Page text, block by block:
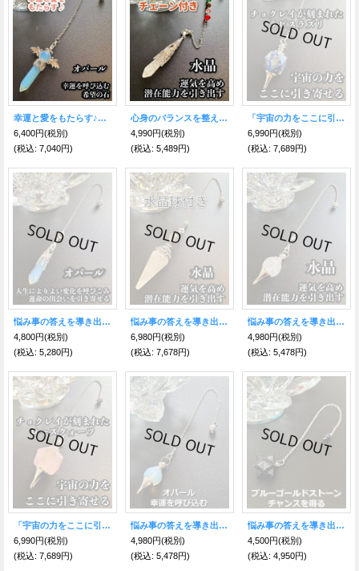
幸運と愛をもたらす♪エンジェルペンデュラム☆幸運を呼び込む希望の石オパール 悩み事の答えを導き出す！
6,400円(税別)
(税込: 7,040円)
心身のバランスを整える7チャクラチェーン付き／悩み事の答えを導き出す！滴型ペンデュラム 強力な浄化石〜水晶〜
4,990円(税別)
(税込: 5,489円)
「宇宙の力をここに引き寄せる」チョクレイが刻まれた！ラピスラズリ・ペンデュラム 〜悩み事の答えを導き出す〜
6,990円(税別)
(税込: 7,689円)
悩み事の答えを導き出す！滴型ペンデュラム 人生によりよい変化を呼びこみ、運命の出会いを引き寄せる〜オパール〜
4,800円(税別)
(税込: 5,280円)
悩み事の答えを導き出す！水晶球付きペンデュラム 運気を高め、潜在能力を引き出す〜水晶〜
6,980円(税別)
(税込: 7,678円)
悩み事の答えを導き出す！ペンデュラム 運気を高め、潜在能力を引き出す〜水晶〜
4,980円(税別)
(税込: 5,478円)
「宇宙の力をここに引き寄せる」チョクレイが刻まれた！ローズクオーツ・ペンデュラム 〜悩み事の答えを導き出す〜
6,990円(税別)
(税込: 7,689円)
悩み事の答えを導き出す！ペンデュラム 自由と喜び、幸運の石オパール
4,980円(税別)
(税込: 5,478円)
悩み事の答えを導き出す！強力な保護力を持つマカバスター型ペンデュラム ブルーゴールドストーン
4,500円(税別)
(税込: 4,950円)